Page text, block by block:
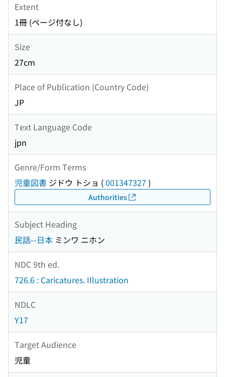
Extent
1冊 (ページ付なし)
Size
27cm
Place of Publication (Country Code)
JP
Text Language Code
jpn
Genre/Form Terms
児童図書 ジドウ トショ (001347327 )
Authorities
Subject Heading
民話--日本 ミンワ ニホン
NDC 9th ed.
726.6 : Caricatures. Illustration
NDLC
Y17
Target Audience
児童